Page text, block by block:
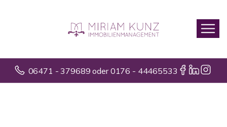
06471 - 379689 oder 0176 - 44465533